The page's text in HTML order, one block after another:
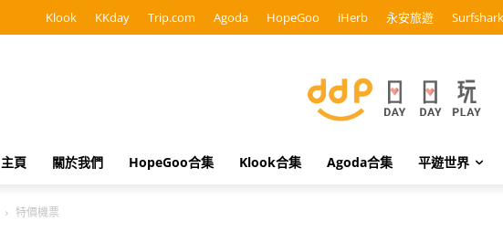
Klook KKday Trip.com Agoda HopeGoo iHerb 永安旅遊 Surfshark
主頁 關於我們 HopeGoo合集 Klook合集 Agoda合集 平遊世界
特價機票